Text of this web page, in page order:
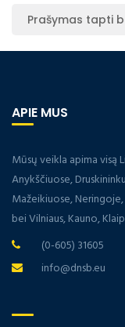
Prašymas tapti
APIE MUS
Mūsų veikla apima visą
Anykščiuose,
Mažeikiuose,
bei Vilniaus, Kauno,
(0-605) 31605
info@dnsb.eu